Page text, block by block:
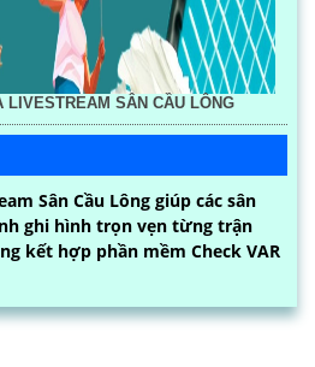
LIVESTREAM SÂN CẦU LÔNG
Sân Cầu Lông giúp các sân
ghi hình trọn vẹn từng trận
kết hợp phần mềm Check VAR